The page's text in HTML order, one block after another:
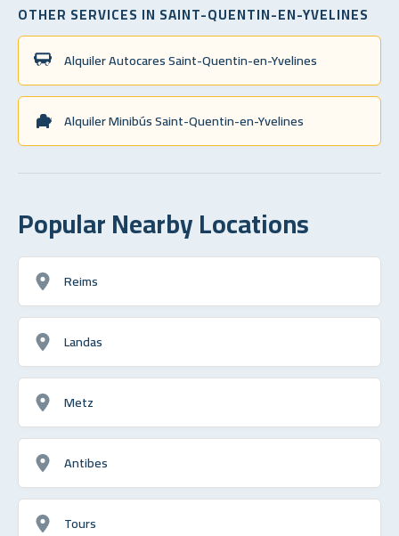
OTHER SERVICES IN SAINT-QUENTIN-EN-YVELINES
Alquiler Autocares Saint-Quentin-en-Yvelines
Alquiler Minibús Saint-Quentin-en-Yvelines
Popular Nearby Locations
Reims
Landas
Metz
Antibes
Tours